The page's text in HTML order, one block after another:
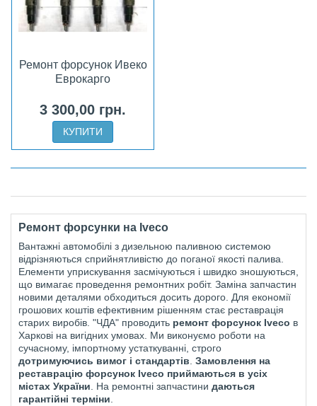
Ремонт форсунок Ивеко
Еврокарго
3 300,00 грн.
КУПИТИ
Ремонт форсунки на Iveco
Вантажні автомобілі з дизельною паливною системою
відрізняються сприйнятливістю до поганої якості палива.
Елементи уприскування засмічуються і швидко зношуються,
що вимагає проведення ремонтних робіт. Заміна запчастин
новими деталями обходиться досить дорого. Для економії
грошових коштів ефективним рішенням стає реставрація
старих виробів. "ЧДА" проводить ремонт форсунок Iveco в
Харкові на вигідних умовах. Ми виконуємо роботи на
сучасному, імпортному устаткуванні, строго
дотримуючись вимог і стандартів Замовлення на
реставрацію форсунок Iveco приймаються в усіх
містах України . На ремонтні запчастини даються
гарантійні терміни